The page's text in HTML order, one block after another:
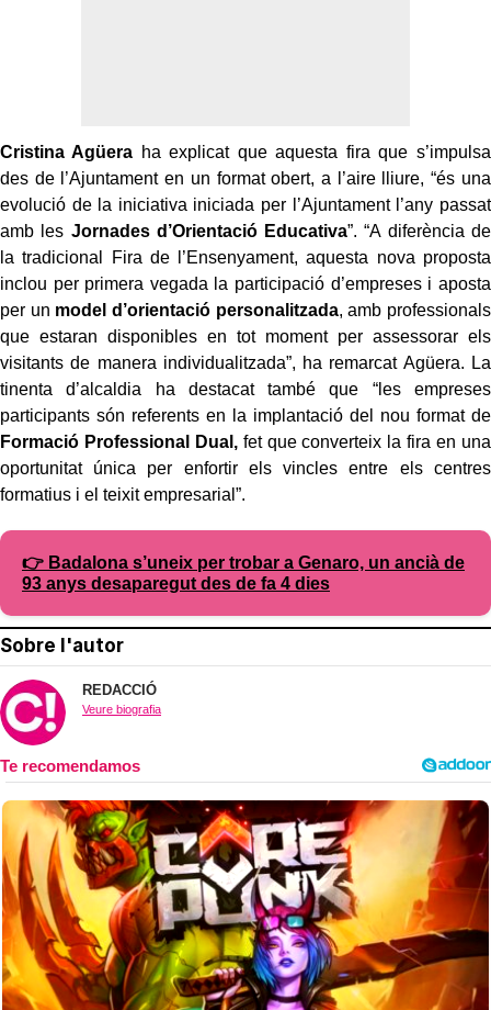
Cristina Agüera ha explicat que aquesta fira que s’impulsa
des de l’Ajuntament en un format obert, a l’aire lliure, “és una
evolució de la iniciativa iniciada per l’Ajuntament l’any passat
amb les Jornades d’Orientació Educativa”. “A diferència de
la tradicional Fira de l’Ensenyament, aquesta nova proposta
inclou per primera vegada la participació d’empreses i aposta
per un model d’orientació personalitzada, amb professionals
que estaran disponibles en tot moment per assessorar els
visitants de manera individualitzada”, ha remarcat Agüera. La
tinenta d’alcaldia ha destacat també que “les empreses
participants són referents en la implantació del nou format de
Formació Professional Dual,fet que converteix la fira en una
oportunitat única per enfortir els vincles entre els centres
formatius i el teixit empresarial”.
👉 Badalona s’uneix per trobar a Genaro, un ancià de
93 anys desaparegut des de fa 4 dies
Sobre l'autor
REDACCIÓ
Veure biografia